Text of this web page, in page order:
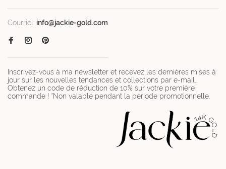
Courriel: info@jackie-gold.com
Inscrivez-vous à ma newsletter et recevez les dernières mises à
jour sur les nouvelles tendances et collections par e-mail.
Obtenez un code de réduction de 10% sur votre première
commande ! *Non valable pendant la période promotionnelle.